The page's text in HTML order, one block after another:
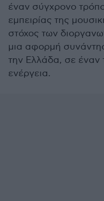
έναν σύγχρονο
εμπειρίας της
στόχος των
μια αφορμή
την Ελλάδα, σε έναν
ενέργεια.